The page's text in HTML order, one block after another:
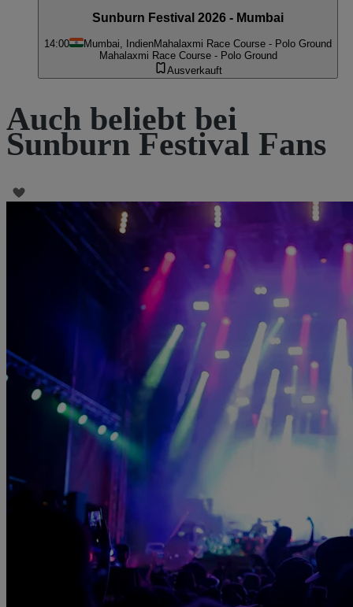
Sunburn Festival 2026 - Mumbai
14:00 Mumbai, IndienMahalaxmi Race Course - Polo Ground
Mahalaxmi Race Course - Polo Ground
Ausverkauft
Auch beliebt bei
Sunburn Festival Fans